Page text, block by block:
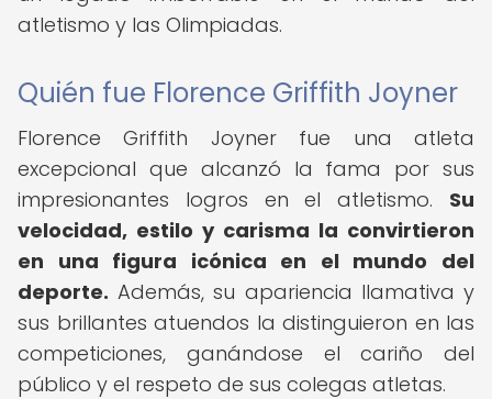
atletismo y las Olimpiadas.
Quién fue Florence Griffith Joyner
Florence Griffith Joyner fue una atleta
excepcional que alcanzó la fama por sus
impresionantes logros en el atletismo. Su
velocidad, estilo y carisma la convirtieron
en una figura icónica en el mundo del
deporte. Además, su apariencia llamativa y
sus brillantes atuendos la distinguieron en las
competiciones, ganándose el cariño del
público y el respeto de sus colegas atletas.